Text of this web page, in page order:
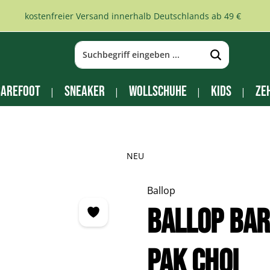
kostenfreier Versand innerhalb Deutschlands ab 49 €
Sneaker Wollschuhe Kids
NEU
Ballop
Ballop